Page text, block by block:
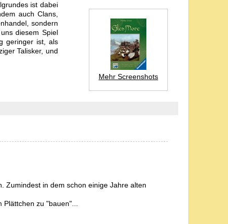
Mehr Screenshots
ist dabei
auch Clans,
sondern
diesem Spiel
geringer ist, als
Talisker, und
Zumindest in dem schon einige Jahre alten
Plättchen zu "bauen"...